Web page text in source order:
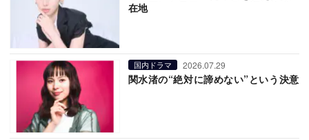
在地
国内ドラマ 2026.07.29
関水渚の“絶対に諦めない”という決意